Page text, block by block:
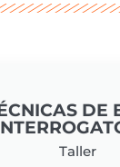
DE
Taller